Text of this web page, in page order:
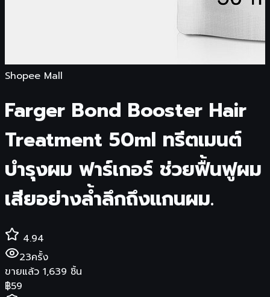
Shopee Mall
Farger Bond Booster Hair
Treatment 50ml ทรีตเมนต์
บำรุงผม ฟาร์เกอร์ ช่วยฟื้นฟูผม
เสียอย่างล้ำลึกถึงแกนผม.
4.94
23ครั้ง
ขายแล้ว 1,639 ชิ้น
฿59